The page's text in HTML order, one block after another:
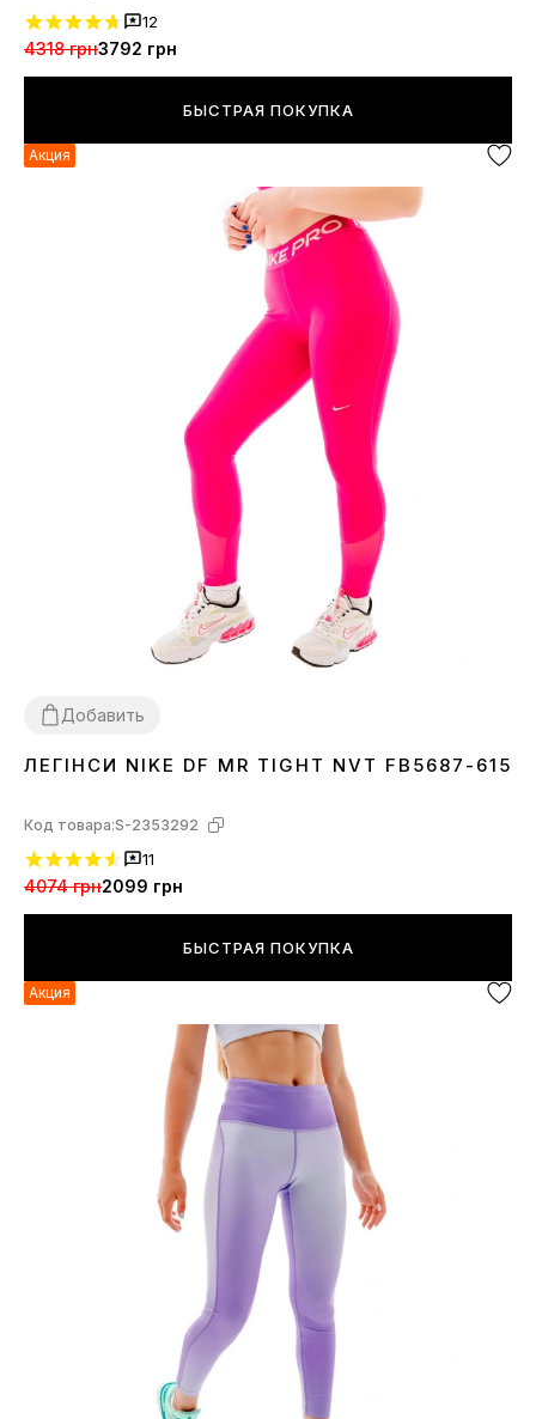
12
4318 грн3792 грн
БЫСТРАЯ ПОКУПКА
Акция
Добавить
XS S M
ЛЕГІНСИ NIKE DF MR TIGHT NVT FB5687-615
Код товара:S-2353292
11
4074 грн2099 грн
БЫСТРАЯ ПОКУПКА
Акция